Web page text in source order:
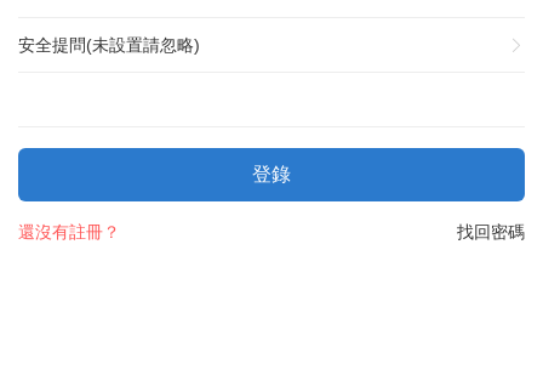
安全提問(未設置請忽略)
登錄
找回密碼
還沒有註冊？